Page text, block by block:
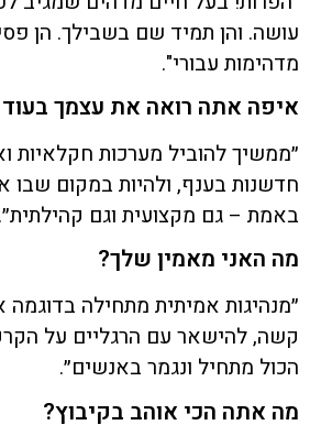
עושה. והן תמיד שם בשבילך. הן
מדהימות עבורי".
איפה אתה רואה את עצמך
״ממשיך להוביל מערכות חקלאיות
חדשנות בענף, ולהיות במקום
באמת – גם מקצועית וגם קהילתית״.
מה האני מאמין שלך?
״מנהיגות אמיתית מתחילה בדוגמה
קשה, להישאר עם הרגליים על
הכול מתחיל ונגמר באנשים״.
מה אתה הכי אוהב בקיבוץ?